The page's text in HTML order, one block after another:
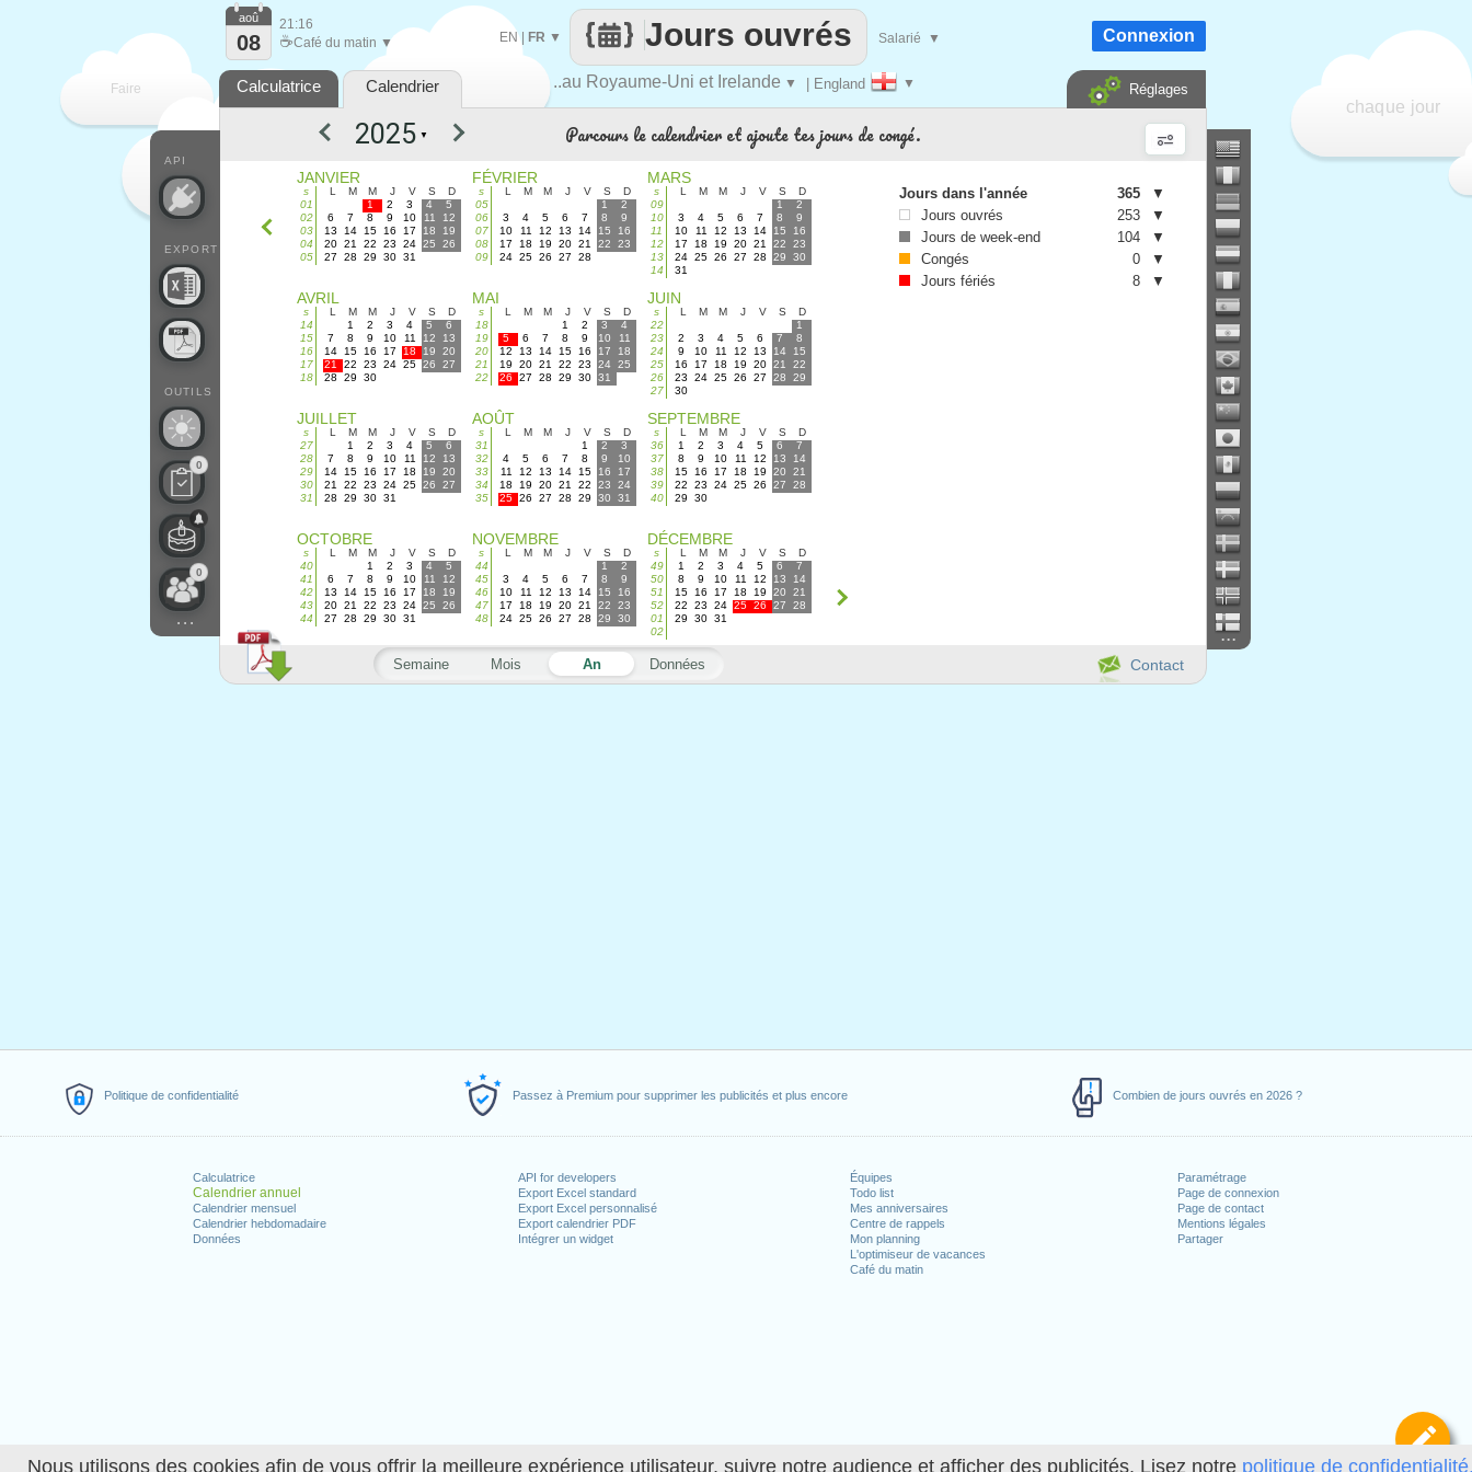
Nous utilisons des cookies afin de vous offrir la meilleure expérience utilisateur, suivre notre audience et afficher des publicités. Lisez notre politique de
Politique de confidentialité Passez à Premium pour supprimer les publicités et plus encore Combien de jours ouvrés en 2026 ?
Calculatrice
Calendrier annuel
Calendrier mensuel
Calendrier hebdomadaire
Données
API for developers
Export Excel standard
Export Excel personnalisé
Export calendrier PDF
Intégrer un widget
Équipes
Todo list
Mes anniversaires
Centre de rappels
Mon planning
L'optimiseur de vacances
Café du matin
Paramétrage
Page de connexion
Page de contact
Mentions légales
Partager
Faire
chaque jour
..au Royaume-Uni et Irelande ▼ | England ▼
Jours ouvrés
EN| FR ▼ Salarié ▼
API
EXPORT
OUTILS
0
0
...
aoû
08
21:16
☕Café du matin ▼ Connexion
Calculatrice Calendrier Réglages
...
Contact
▼ Parcours le calendrier et ajoute tes jours de congé.
JANVIER
s L M M J V S
D
01
1 2 3 4
5
02
6 7 8 9 10 11
12
03
13 14 15 16 17 18
19
04
20 21 22 23 24 25
26
05
27 28 29 30 31
FÉVRIER
s L M M J V S
D
05
1
2
06
3 4 5 6 7 8
9
07
10 11 12 13 14 15
16
08
17 18 19 20 21 22
23
09
24 25 26 27 28
MARS
s L M M J V S
D
09
1
2
10
3 4 5 6 7 8
9
11
10 11 12 13 14 15
16
12
17 18 19 20 21 22
23
13
24 25 26 27 28 29
30
14
31
AVRIL
s L M M J V S
D
14
1 2 3 4 5
6
15
7 8 9 10 11 12
13
16
14 15 16 17 18 19
20
17
21 22 23 24 25 26
27
18
28 29 30
MAI
s L M M J V S
D
18
1 2 3
4
19
5 6 7 8 9 10
11
20
12 13 14 15 16 17
18
21
19 20 21 22 23 24
25
22
26 27 28 29 30 31
JUIN
s L M M J V S
D
22
1
23
2 3 4 5 6 7
8
24
9 10 11 12 13 14
15
25
16 17 18 19 20 21
22
26
23 24 25 26 27 28
29
27
30
JUILLET
s L M M J V S
D
27
1 2 3 4 5
6
28
7 8 9 10 11 12
13
29
14 15 16 17 18 19
20
30
21 22 23 24 25 26
27
31
28 29 30 31
AOÛT
s L M M J V S
D
31
1 2
3
32
4 5 6 7 8 9
10
33
11 12 13 14 15 16
17
34
18 19 20 21 22 23
24
35
25 26 27 28 29 30 31
SEPTEMBRE
s L M M J V S
D
36
1 2 3 4 5 6
7
37
8 9 10 11 12 13
14
38
15 16 17 18 19 20
21
39
22 23 24 25 26 27
28
40
29 30
OCTOBRE
s L M M J V S
D
40
1 2 3 4
5
41
6 7 8 9 10 11
12
42
13 14 15 16 17 18
19
43
20 21 22 23 24 25
26
44
27 28 29 30 31
NOVEMBRE
s L M M J V S
D
44
1
2
45
3 4 5 6 7 8
9
46
10 11 12 13 14 15
16
47
17 18 19 20 21 22
23
48
24 25 26 27 28 29 30
DÉCEMBRE
s L M M J V S
D
49
1 2 3 4 5 6
7
50
8 9 10 11 12 13
14
51
15 16 17 18 19 20
21
52
22 23 24 25 26 27
28
01
29 30 31
02
Semaine Mois An Données
Jours dans l'année 365
▼
Jours ouvrés
253
▼
Jours de week-end
104
▼
Congés
0
▼
Jours fériés
8 ▼